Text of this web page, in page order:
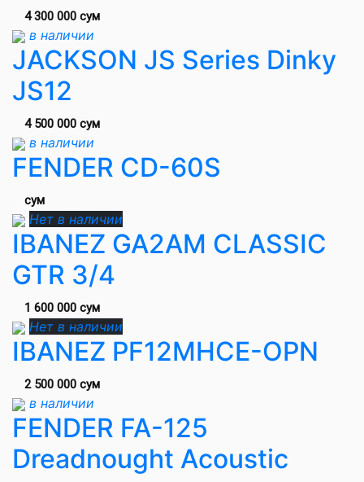
4 300 000 сум
в наличии
JACKSON JS Series Dinky
JS12
4 500 000 сум
в наличии
FENDER CD-60S
сум
Нет в наличии
IBANEZ GA2AM CLASSIC
GTR 3/4
1 600 000 сум
Нет в наличии
IBANEZ PF12MHCE-OPN
2 500 000 сум
в наличии
FENDER FA-125
Dreadnought Acoustic